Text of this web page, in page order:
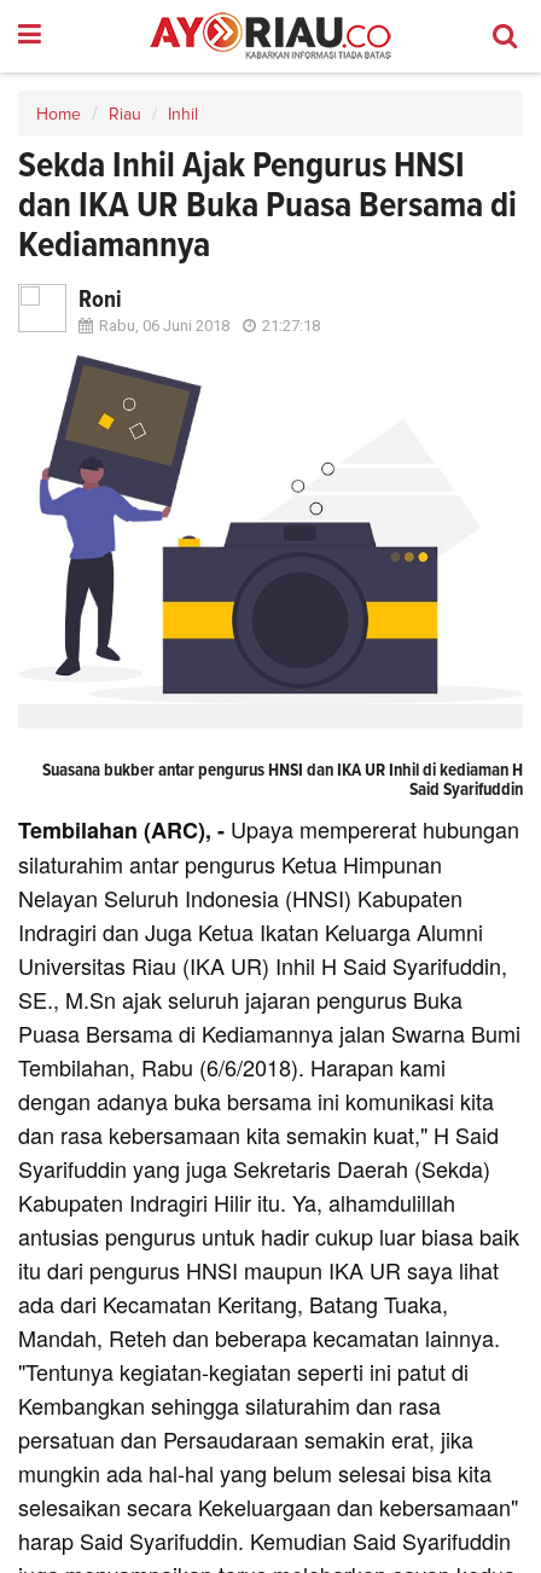
Home Riau Inhil
Sekda Inhil Ajak Pengurus HNSI
dan IKA UR Buka Puasa Bersama di
Kediamannya
Roni
Rabu, 06 Juni 2018 21:27:18
Suasana bukber antar pengurus HNSI dan IKA UR Inhil di kediaman H
Said Syarifuddin
Tembilahan (ARC), - Upaya mempererat hubungan
silaturahim antar pengurus Ketua Himpunan
Nelayan Seluruh Indonesia (HNSI) Kabupaten
Indragiri dan Juga Ketua Ikatan Keluarga Alumni
Universitas Riau (IKA UR) Inhil H Said Syarifuddin,
SE., M.Sn ajak seluruh jajaran pengurus Buka
Puasa Bersama di Kediamannya jalan Swarna Bumi
Tembilahan, Rabu (6/6/2018). Harapan kami
dengan adanya buka bersama ini komunikasi kita
dan rasa kebersamaan kita semakin kuat," H Said
Syarifuddin yang juga Sekretaris Daerah (Sekda)
Kabupaten Indragiri Hilir itu. Ya, alhamdulillah
antusias pengurus untuk hadir cukup luar biasa baik
itu dari pengurus HNSI maupun IKA UR saya lihat
ada dari Kecamatan Keritang, Batang Tuaka,
Mandah, Reteh dan beberapa kecamatan lainnya.
"Tentunya kegiatan-kegiatan seperti ini patut di
Kembangkan sehingga silaturahim dan rasa
persatuan dan Persaudaraan semakin erat, jika
mungkin ada hal-hal yang belum selesai bisa kita
selesaikan secara Kekeluargaan dan kebersamaan"
harap Said Syarifuddin. Kemudian Said Syarifuddin